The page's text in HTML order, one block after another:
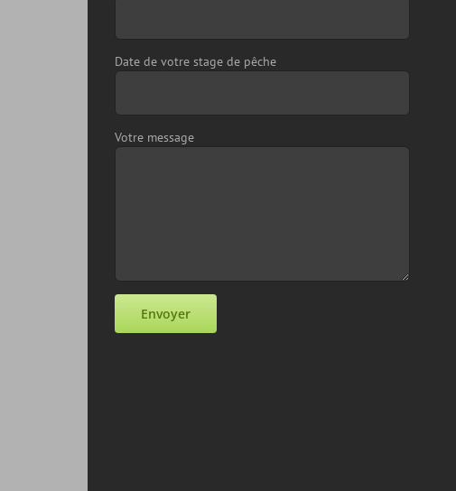
Date de votre stage de pêche
Votre message